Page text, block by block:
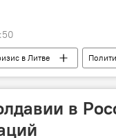
в Литве
в